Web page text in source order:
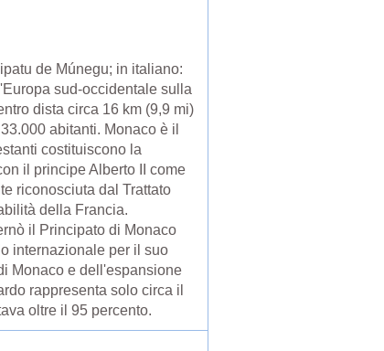
de Múnegu; in italiano:
sud-occidentale sulla
dista circa 16 km (9,9 mi)
abitanti. Monaco è il
costituiscono la
il principe Alberto II come
riconosciuta dal Trattato
della Francia.
il Principato di Monaco
internazionale per il suo
Monaco e dell'espansione
rappresenta solo circa il
oltre il 95 percento.